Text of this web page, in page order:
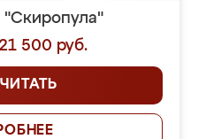
500 руб.